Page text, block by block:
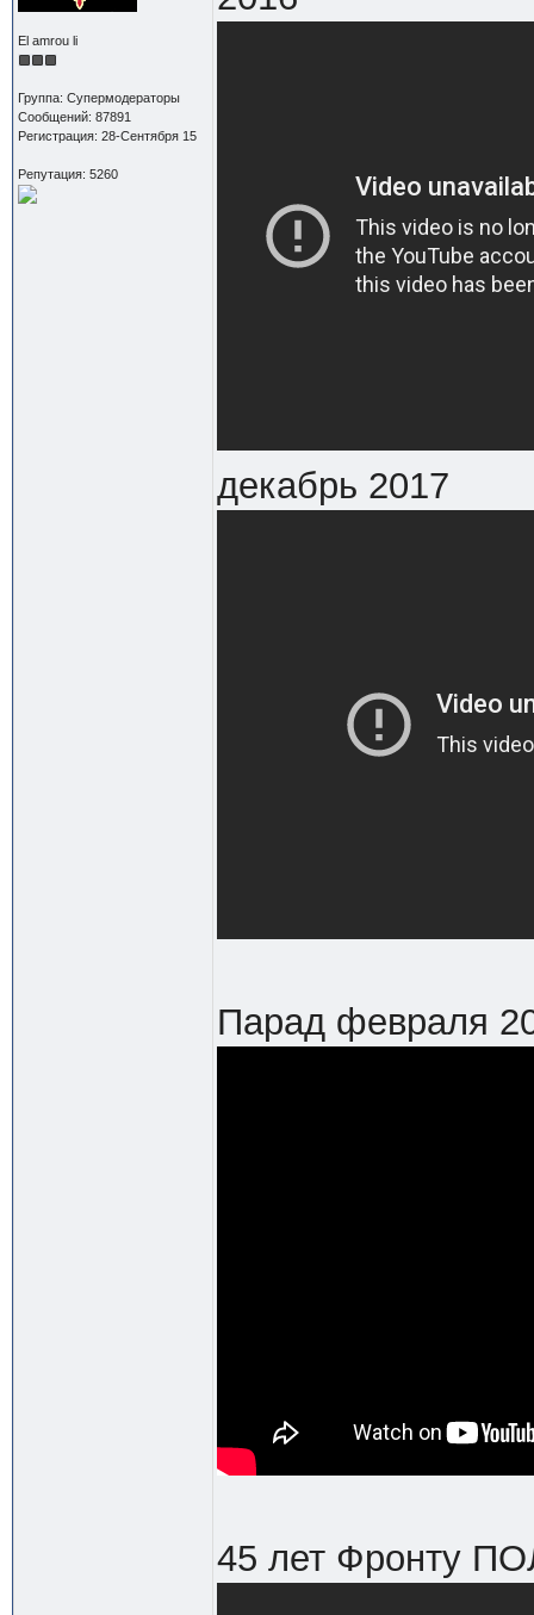
El amrou li
Группа: Супермодераторы
Сообщений: 87891
Регистрация: 28-Сентября 15
Репутация: 5260
декабрь 2017
Парад февраля
45 лет Фронту